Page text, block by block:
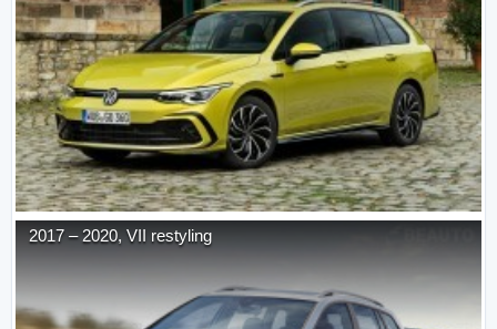
2017 – 2020, VII restyling